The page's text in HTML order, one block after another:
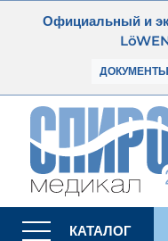
Официальный и
ДОКУМЕНТЫ
КАТАЛОГ